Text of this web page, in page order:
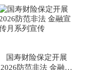
国寿财险保定开展
2026防范非法 金融宣